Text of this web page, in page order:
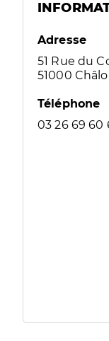
Adresse
51 Rue du
51000
Téléphone
03 26 69 60